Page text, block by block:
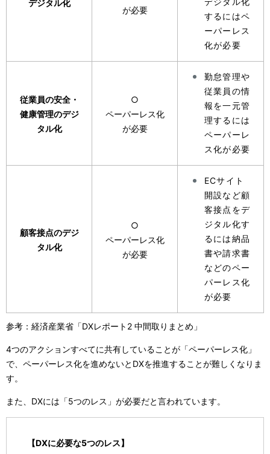
デジタル化
が必要
するにはペ
ーパーレス
化が必要
従業員の安全・
健康管理のデジ
タル化
○
ペーパーレス化
が必要
勤怠管理や
従業員の情
報を一元管
理するには
ペーパーレ
ス化が必要
顧客接点のデジ
タル化
○
ペーパーレス化
が必要
ECサイト
開設など顧
客接点をデ
ジタル化す
るには納品
書や請求書
などのペー
パーレス化
が必要
参考：経済産業省「DXレポート2 中間取りまとめ」
4つのアクションすべてに共有していることが「ペーパーレス化」
で、ペーパーレス化を進めないとDXを推進することが難しくなりま
す。
また、DXには「5つのレス」が必要だと言われています。
【DXに必要な5つのレス】